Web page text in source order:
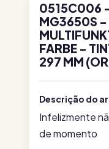
0515C006
MG3650S -
FARBE -
297 MM
Descrição do
Infelizmente
de momento